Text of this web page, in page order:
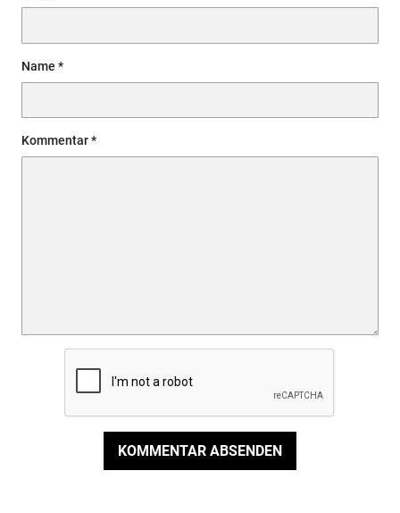
Name
Kommentar
KOMMENTAR ABSENDEN